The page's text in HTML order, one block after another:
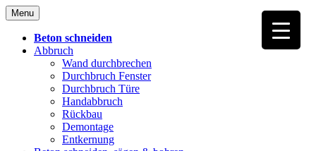
Skip
to
content
Menu
Beton schneiden
Abbruch
Wand durchbrechen
Durchbruch Fenster
Durchbruch Türe
Handabbruch
Rückbau
Demontage
Entkernung